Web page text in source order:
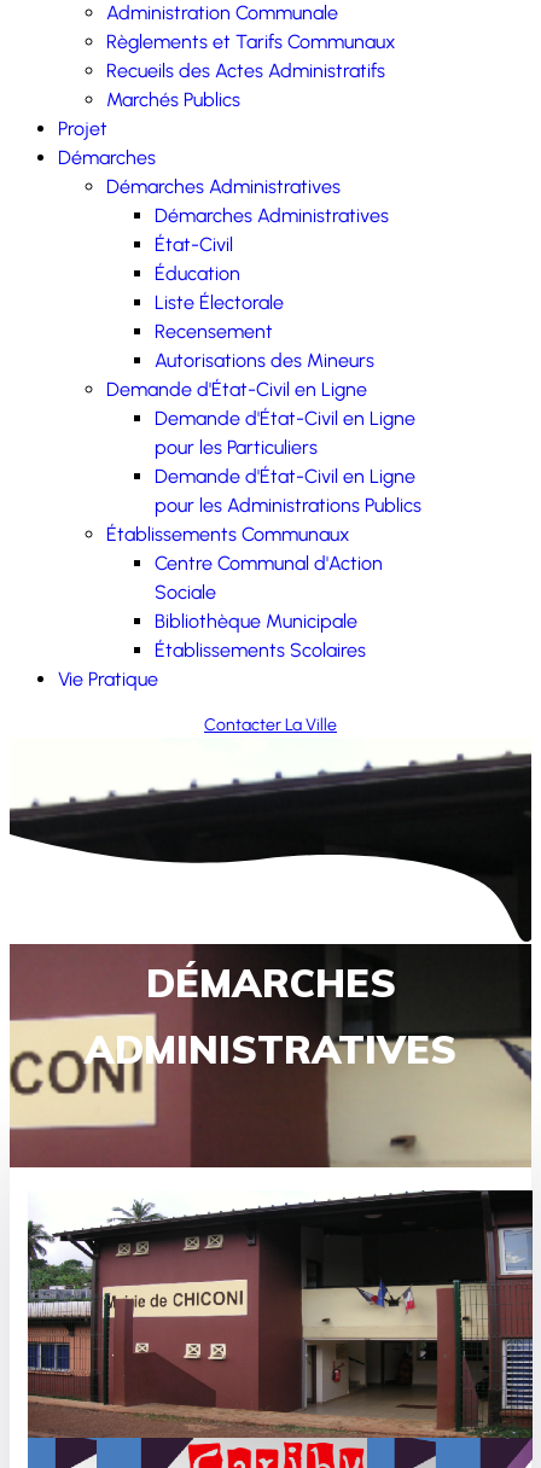
Administration Communale
Règlements et Tarifs Communaux
Recueils des Actes Administratifs
Marchés Publics
Projet
Démarches
Démarches Administratives
Démarches Administratives
État-Civil
Éducation
Liste Électorale
Recensement
Autorisations des Mineurs
Demande d'État-Civil en Ligne
Demande d'État-Civil en Ligne
pour les Particuliers
Demande d'État-Civil en Ligne
pour les Administrations Publics
Établissements Communaux
Centre Communal d'Action
Sociale
Bibliothèque Municipale
Établissements Scolaires
Vie Pratique
Contacter La Ville
DÉMARCHES
ADMINISTRATIVES